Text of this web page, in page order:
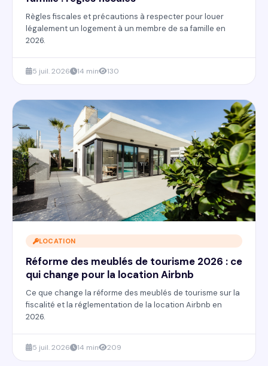
Règles fiscales et précautions à respecter pour louer
légalement un logement à un membre de sa famille en
2026.
5 juil. 2026 14 min 130
LOCATION
Réforme des meublés de tourisme 2026 : ce
qui change pour la location Airbnb
Ce que change la réforme des meublés de tourisme sur la
fiscalité et la réglementation de la location Airbnb en
2026.
5 juil. 2026 14 min 209